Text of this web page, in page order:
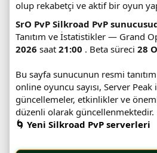
olup rekabetçi ve aktif bir oyun
SrO PvP Silkroad PvP
Tanıtım ve İstatistikler — Grand
2026 saat 21:00 . Beta süreci 28
Bu sayfa sunucunun resmi
online oyuncu sayısı, Server
güncellemeler, etkinlikler ve
düzenli olarak güncellenmektedir.
🌀 Yeni Silkroad PvP serverleri